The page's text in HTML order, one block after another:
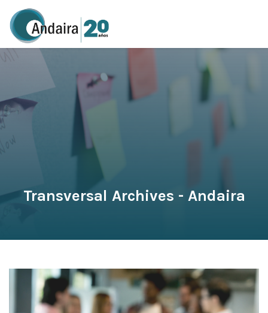
Transversal Archives - Andaira